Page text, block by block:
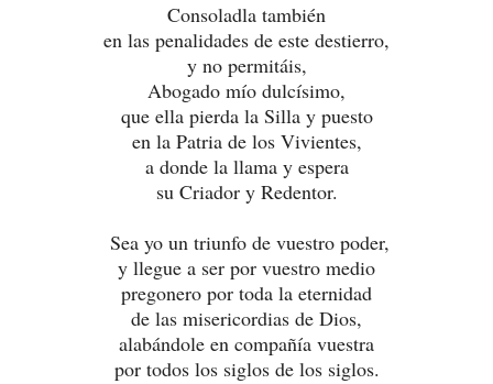
Consoladla también
en las penalidades de este destierro,
y no permitáis,
Abogado mío dulcísimo,
que ella pierda la Silla y puesto
en la Patria de los Vivientes,
a donde la llama y espera
su Criador y Redentor.
Sea yo un triunfo de vuestro poder,
y llegue a ser por vuestro medio
pregonero por toda la eternidad
de las misericordias de Dios,
alabándole en compañía vuestra
por todos los siglos de los siglos.